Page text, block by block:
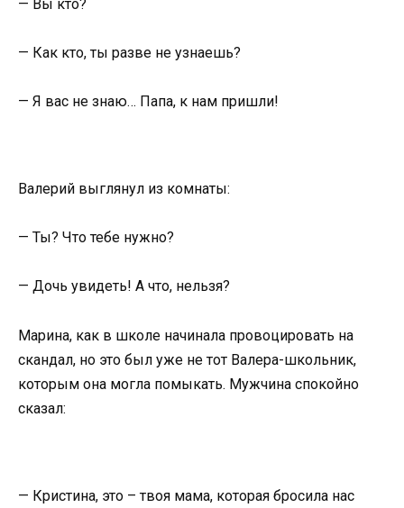
— Вы кто?
— Как кто, ты разве не узнаешь?
— Я вас не знаю… Папа, к нам пришли!
Валерий выглянул из комнаты:
— Ты? Что тебе нужно?
— Дочь увидеть! А что, нельзя?
Марина, как в школе начинала провоцировать на
скандал, но это был уже не тот Валера-школьник,
которым она могла помыкать. Мужчина спокойно
сказал:
— Кристина, это – твоя мама, которая бросила нас